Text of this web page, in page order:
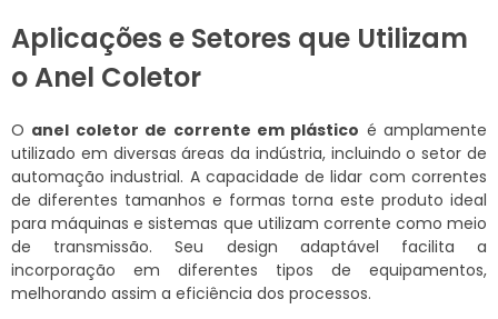
Aplicações e Setores que Utilizam
o Anel Coletor
O anel coletor de corrente em plástico é amplamente
utilizado em diversas áreas da indústria, incluindo o setor de
automação industrial. A capacidade de lidar com correntes
de diferentes tamanhos e formas torna este produto ideal
para máquinas e sistemas que utilizam corrente como meio
de transmissão. Seu design adaptável facilita a
incorporação em diferentes tipos de equipamentos,
melhorando assim a eficiência dos processos.